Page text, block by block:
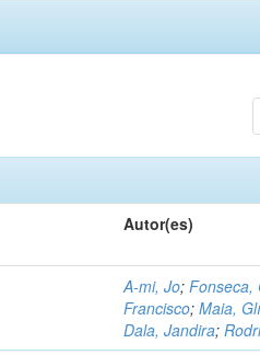
Autor(es)
A-mi, Jo;Fonseca,
Francisco;Maia,
Dala, Jandira;